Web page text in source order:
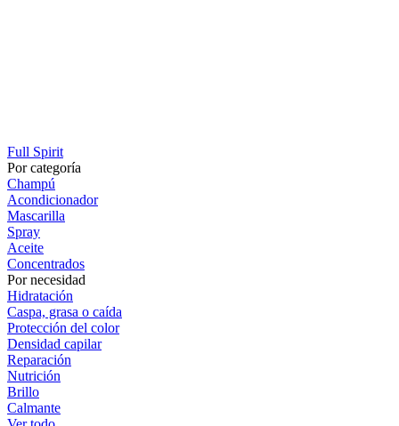
Full Spirit
Por categoría
Champú
Acondicionador
Mascarilla
Spray
Aceite
Concentrados
Por necesidad
Hidratación
Caspa, grasa o caída
Protección del color
Densidad capilar
Reparación
Nutrición
Brillo
Calmante